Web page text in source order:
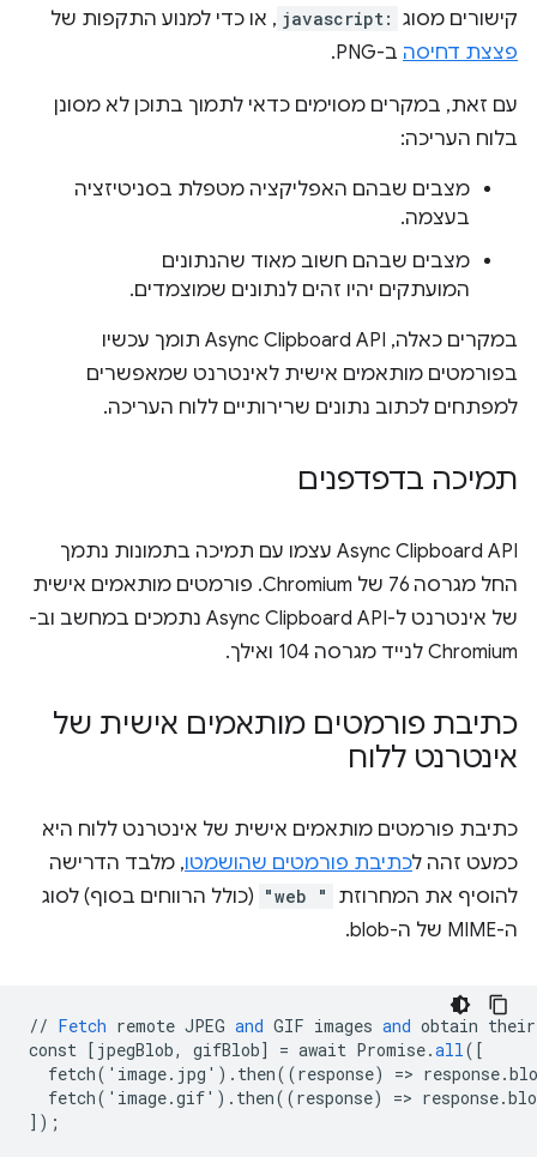
קישורים מסוג javascript: , או כדי למנוע התקפות של
פצצת דחיסה ב-PNG.
עם זאת, במקרים מסוימים כדאי לתמוך בתוכן לא מסונן
בלוח העריכה:
מצבים שבהם האפליקציה מטפלת בסניטיזציה
בעצמה.
מצבים שבהם חשוב מאוד שהנתונים
המועתקים יהיו זהים לנתונים שמוצמדים.
במקרים כאלה, Async Clipboard API תומך עכשיו
בפורמטים מותאמים אישית לאינטרנט שמאפשרים
למפתחים לכתוב נתונים שרירותיים ללוח העריכה.
תמיכה בדפדפנים
Async Clipboard API עצמו עם תמיכה בתמונות נתמך
החל מגרסה 76 של Chromium. פורמטים מותאמים אישית
של אינטרנט ל-Async Clipboard API נתמכים במחשב וב-
Chromium לנייד מגרסה 104 ואילך.
כתיבת פורמטים מותאמים אישית של
אינטרנט ללוח
כתיבת פורמטים מותאמים אישית של אינטרנט ללוח היא
כמעט זהה לכתיבת פורמטים שהושמטו, מלבד הדרישה
להוסיף את המחרוזת
"web " (כולל הרווחים בסוף) לסוג
ה-MIME של ה-blob.
// Fetch remote JPEG and GIF images and obtain their
const [ jpegBlob, gifBlob] = await Promise.all( [
fetch('image.jpg').then((response) =>
fetch('image.gif').then((response) =>
] );